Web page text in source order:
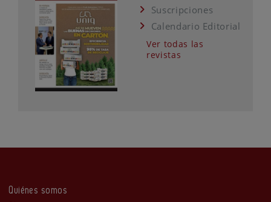
Suscripciones
Calendario Editorial
Ver todas las
revistas
Quiénes somos